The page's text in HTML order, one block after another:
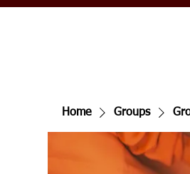
Home Groups